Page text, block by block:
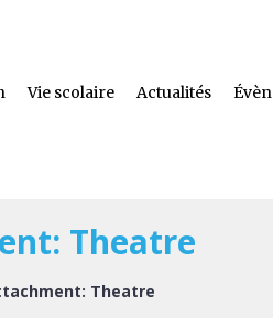
Vie scolaire Actualités
Theatre
Theatre